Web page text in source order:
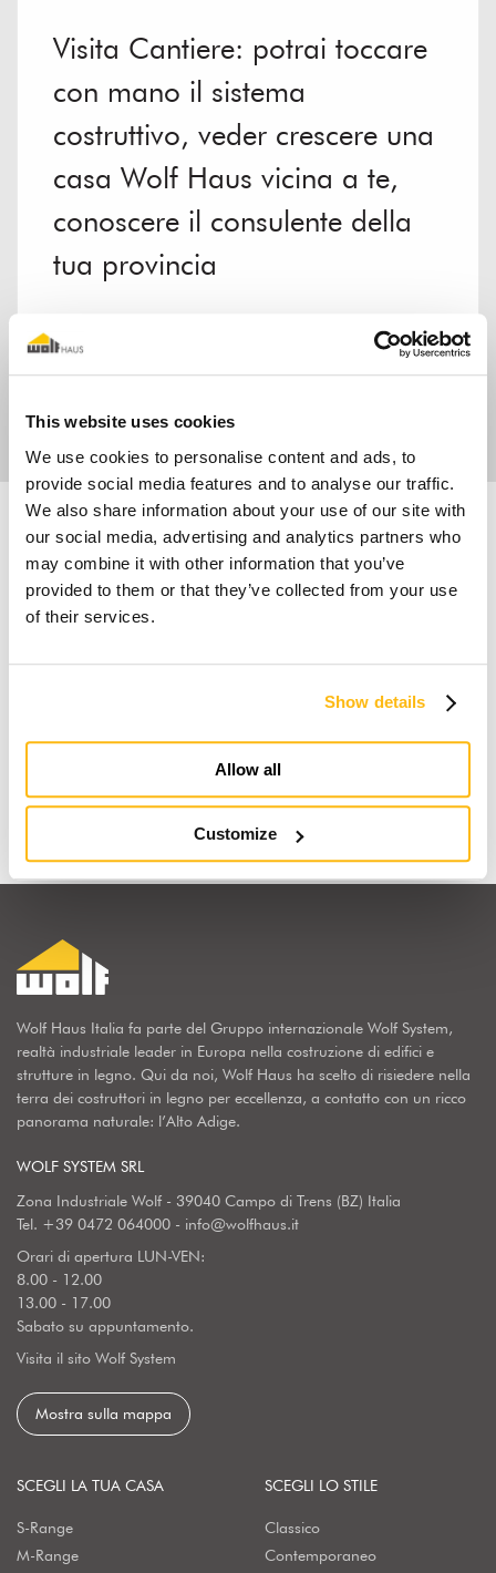
This website uses cookies
We use cookies to personalise content and ads, to
provide social media features and to analyse our traffic.
We also share information about your use of our site with
our social media, advertising and analytics partners who
may combine it with other information that you’ve
provided to them or that they’ve collected from your use
of their services.
Show details
Allow all
Customize
Visita Cantiere: potrai toccare
con mano il sistema
costruttivo, veder crescere una
casa Wolf Haus vicina a te,
conoscere il consulente della
tua provincia
Scopri i prossimi eventi
Io sogno una casa in legno
Scopri perchè
Wolf Haus Italia fa parte del Gruppo internazionale Wolf System,
realtà industriale leader in Europa nella costruzione di edifici e
strutture in legno. Qui da noi, Wolf Haus ha scelto di risiedere nella
terra dei costruttori in legno per eccellenza, a contatto con un ricco
panorama naturale: l’Alto Adige.
WOLF SYSTEM SRL
Zona Industriale Wolf - 39040 Campo di Trens (BZ) Italia
Tel. +39 0472 064000 - info@wolfhaus.it
Orari di apertura LUN-VEN:
8.00 - 12.00
13.00 - 17.00
Sabato su appuntamento.
Visita il sito Wolf System
Mostra sulla mappa
SCEGLI LA TUA CASA
S-Range
M-Range
SCEGLI LO STILE
Classico
Contemporaneo